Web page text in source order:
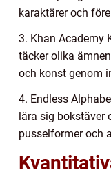
karaktärer och
3. Khan Academy
täcker olika
och konst genom
4. Endless
lära sig bokstäver
pusselformer och